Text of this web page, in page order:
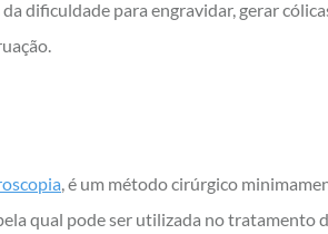
dificuldade para engravidar, gerar
, é um método cirúrgico
qual pode ser utilizada no tratamento